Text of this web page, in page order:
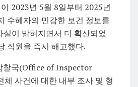
2023년 5월 8일부터 2025년
수혜자의 민감한 보건 정보를
실이 밝혀지면서 더 확산되었
직원을 즉시 해고했다.
찰국(Office of Inspector
체 사건에 대한 내부 조사 및 형